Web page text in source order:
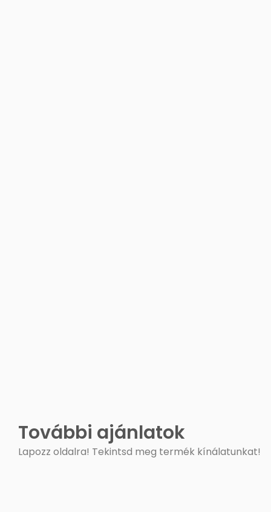
További ajánlatok
Lapozz oldalra! Tekintsd meg termék kínálatunkat!